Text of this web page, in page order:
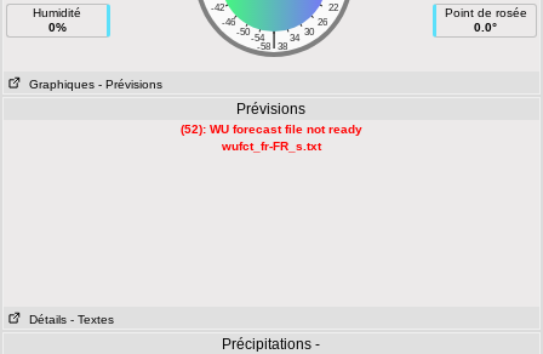
Humidité
0%
-42
22
-46
26
-50
30
-54 34
|
-58 38
Point de rosée
0.0°
Graphiques - Prévisions
Prévisions
(52): WU forecast file not ready
wufct_fr-FR_s.txt
Détails - Textes
Précipitations -